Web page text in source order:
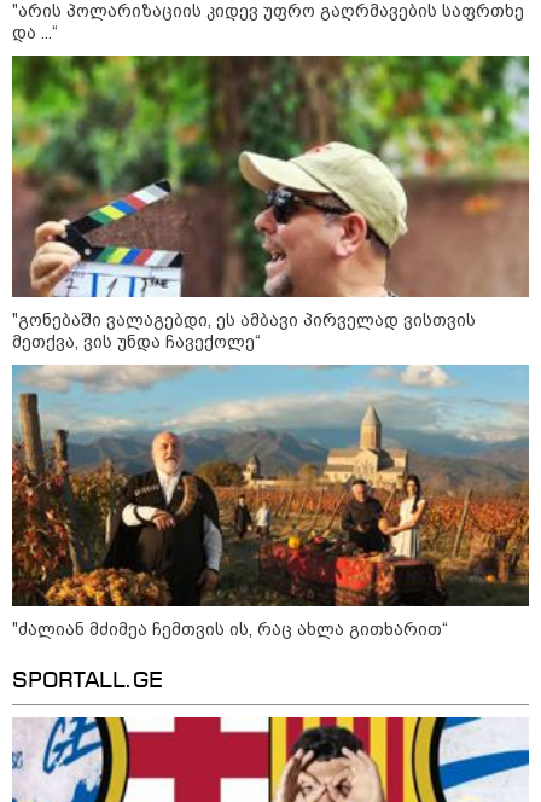
უნცია ოქრო დღიურად 101
დოლარით გაძვირდა - რა ღირს
გრამი საქართველოში?
კონფლიქტები
ოკუპირებულ აფხაზეთში საწვავის
დეფიციტია, კილომეტრიანი რიგები და
"არის პოლარიზაციის კიდევ უფრო გაღრმავების საფრთხე
და ...“
"გონებაში ვალაგებდი, ეს ამბავი პირველად ვისთვის
მეთქვა, ვის უნდა ჩავექოლე“
"ძალიან მძიმეა ჩემთვის ის, რაც ახლა გითხარით“
SPORTALL.GE